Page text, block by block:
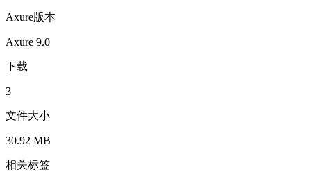
Axure版本
Axure 9.0
下载
3
文件大小
30.92 MB
相关标签